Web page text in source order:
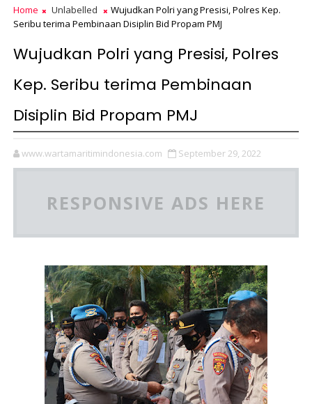
Home Unlabelled
Wujudkan Polri yang Presisi, Polres Kep.
Seribu terima Pembinaan Disiplin Bid Propam PMJ
Wujudkan Polri yang Presisi, Polres
Kep. Seribu terima Pembinaan
Disiplin Bid Propam PMJ
www.wartamaritimindonesia.com September 29, 2022
RESPONSIVE ADS HERE